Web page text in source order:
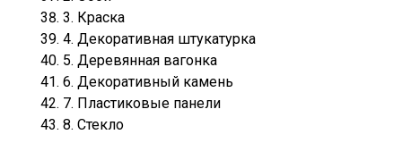
3. Краска
4. Декоративная штукатурка
5. Деревянная вагонка
6. Декоративный камень
7. Пластиковые панели
8. Стекло